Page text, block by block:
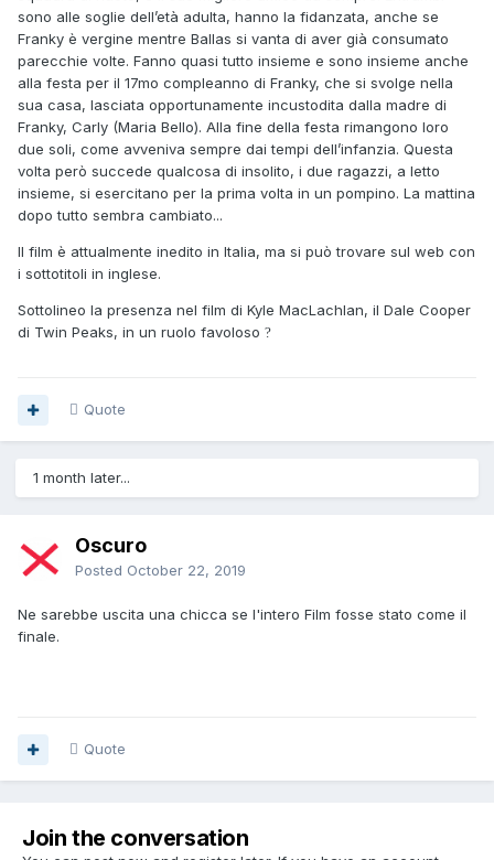
sono alle soglie dell’età adulta, hanno la fidanzata, anche se
Franky è vergine mentre Ballas si vanta di aver già consumato
parecchie volte. Fanno quasi tutto insieme e sono insieme anche
alla festa per il 17mo compleanno di Franky, che si svolge nella
sua casa, lasciata opportunamente incustodita dalla madre di
Franky, Carly (Maria Bello). Alla fine della festa rimangono loro
due soli, come avveniva sempre dai tempi dell’infanzia. Questa
volta però succede qualcosa di insolito, i due ragazzi, a letto
insieme, si esercitano per la prima volta in un pompino. La mattina
dopo tutto sembra cambiato...
Il film è attualmente inedito in Italia, ma si può trovare sul web con
i sottotitoli in inglese.
Sottolineo la presenza nel film di Kyle MacLachlan, il Dale Cooper
di Twin Peaks, in un ruolo favoloso ?
Quote
1 month later...
Oscuro
Posted October 22, 2019
Ne sarebbe uscita una chicca se l'intero Film fosse stato come il
finale.
Quote
Join the conversation